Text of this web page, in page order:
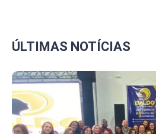
ÚLTIMAS NOTÍCIAS